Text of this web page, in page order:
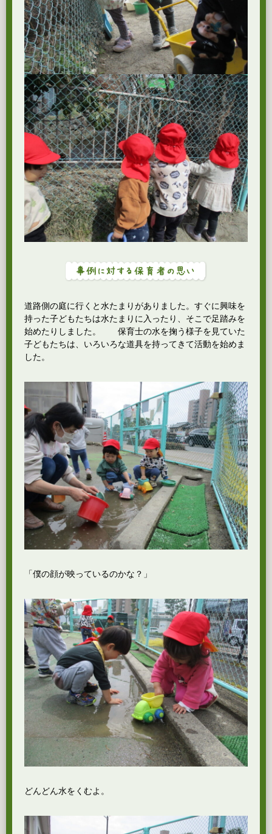
道路側の庭に行くと水たまりがありました。すぐに興味を
持った子どもたちは水たまりに入ったり、そこで足踏みを
始めたりしました。 保育士の水を掬う様子を見ていた
子どもたちは、いろいろな道具を持ってきて活動を始めま
した。
「僕の顔が映っているのかな？」
どんどん水をくむよ。